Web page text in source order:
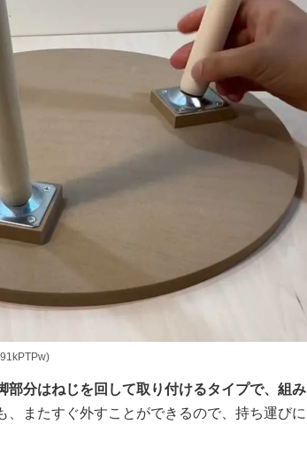
部分はねじを回して取り付けるタイプで、組み
、またすぐ外すことができるので、持ち運びに